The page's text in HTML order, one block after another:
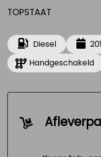
TOPSTAAT
Diesel
Handgeschakeld